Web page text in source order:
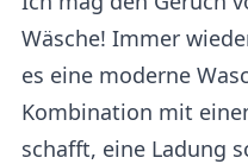
Wäsche! Immer
es eine moderne
Kombination mit
schafft, eine Ladung